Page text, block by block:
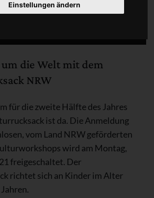
Einstellungen ändern
um die Welt mit dem
NRW
für die zweite Hälfte des Jahres
ist da. Die Anmeldung
vom Land NRW geförderten
wird am Montag,
freigeschaltet. Der
richtet sich an Kinder im Alter